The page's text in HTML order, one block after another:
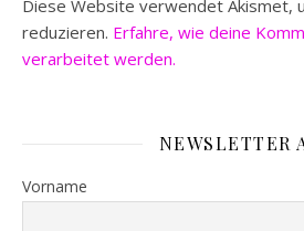
Diese Website verwendet Akismet,
reduzieren. Erfahre, wie deine
verarbeitet werden.
NEWSLETTER
Vorname